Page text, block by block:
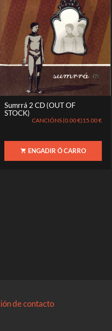
Sumrrá 2 CD (OUT OF
STOCK)
15.00 €
CANCIÓNS (0.00 €)
ENGADIR Ó CARRO
de contacto